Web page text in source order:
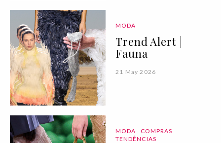
MODA
Trend Alert |
Fauna
21 May 2026
MODA
COMPRAS
TENDÊNCIAS